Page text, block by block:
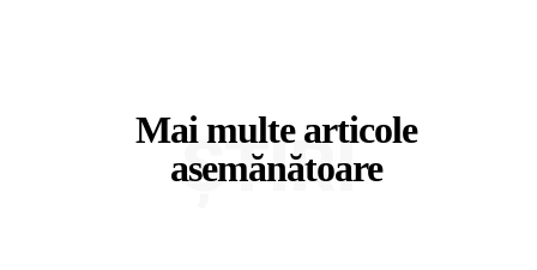
Mai multe articole
asemănătoare
ȘTIRI